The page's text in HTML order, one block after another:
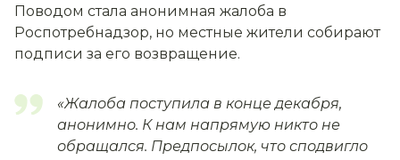
Поводом стала анонимная жалоба в
Роспотребнадзор, но местные жители собирают
подписи за его возвращение.
«Жалоба поступила в конце декабря,
анонимно. К нам напрямую никто не
обращался. Предпосылок, что сподвигло